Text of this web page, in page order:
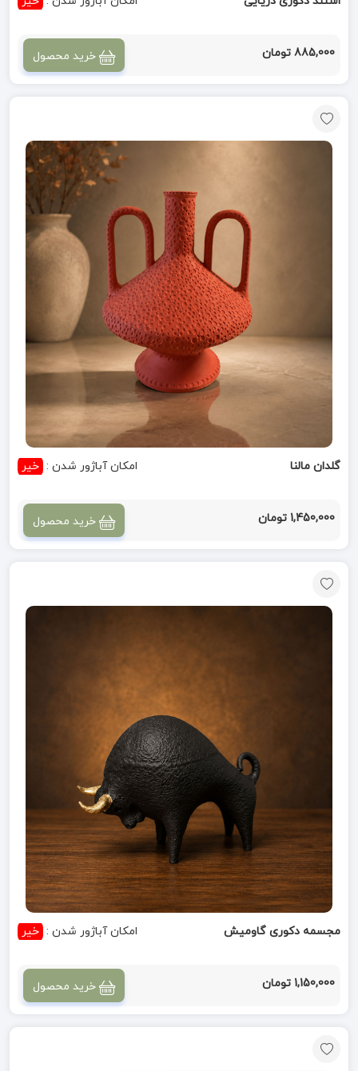
885,000 تومان خرید محصول
گلدان مالنا امکان آباژور شدن : خیر
1,450,000 تومان خرید محصول
مجسمه دکوری گاومیش امکان آباژور شدن : خیر
1,150,000 تومان خرید محصول